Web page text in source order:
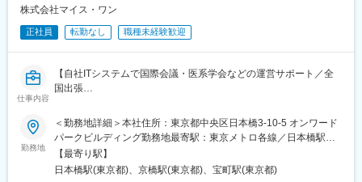
進行サポート、ホスピタリティの提供
・部門間連携：営業・マーケティング・運営チームなど、社内関
係各所と連携したコンテンツ改善や集客への寄与
・効果測定と改善：実施後のアンケート分析や振り返り、次回に
向けたコンテンツのアップデート
※新規イベント立ち上げの際は、コンセプト策定や企画の初期フェ
ーズからコアメンバーとして参画します。
■キャリアパス：
・まずは、コンテンツ企画設計／登壇者対応を中心に行います。
・その後、キャリアの希望と社内の状況に合わせて、同部署の営
業やマーケティングなどへキャリアチェンジを視野に入れること
株式会社マイス・ワン
正社員 転勤なし 職種未経験歓迎
仕事内容
【自社ITシステムで国際会議・医系学会などの運営サポート／全
国出張
20h程度】
■企業概要
同社は、国際会議や学術学会向けのITシステムを提供する企業で
す。大手コンベンション企業のIT部門から独立し、イベント管理
勤務地
＜勤務地詳細＞本社住所：東京都中央区日本橋3-10-5 オンワード
パークビルディング勤務地最寄駅：東京メトロ各線／日本橋駅受
動喫煙対策：屋内全面禁煙変更の範囲：会社の定める事業所（リ
モートワーク含む）
【最寄り駅】
日本橋駅(東京都)、京橋駅(東京都)、宝町駅(東京都)